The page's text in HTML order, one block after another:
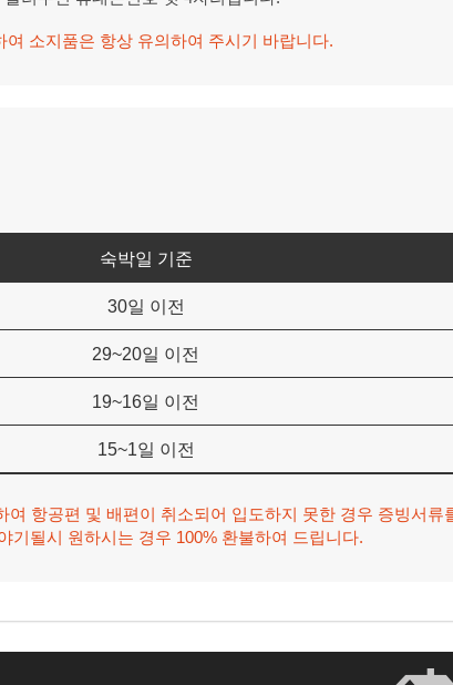
여 소지품은 항상 유의하여 주시기 바랍니다.
숙박일 기준
30일 이전
29~20일 이전
19~16일 이전
15~1일 이전
항공편 및 배편이 취소되어 입도하지 못한 경우 증빙서
기될시 원하시는 경우 100% 환불하여 드립니다.